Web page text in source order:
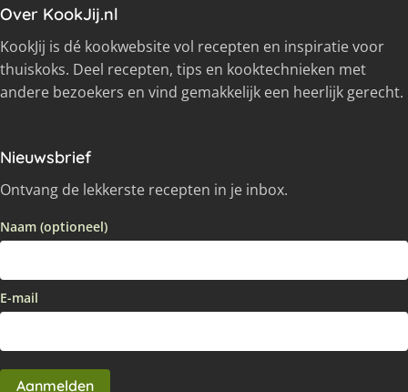
Over KookJij.nl
KookJij is dé kookwebsite vol recepten en inspiratie voor
thuiskoks. Deel recepten, tips en kooktechnieken met
andere bezoekers en vind gemakkelijk een heerlijk gerecht.
Nieuwsbrief
Ontvang de lekkerste recepten in je inbox.
Naam (optioneel)
E-mail
Aanmelden